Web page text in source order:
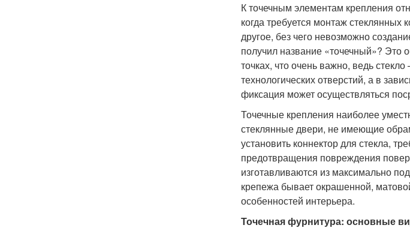
К точечным элементам крепления
когда требуется монтаж стеклянных
другое, без чего невозможно
получил название «точечный»? Это
точках, что очень важно, ведь
технологических отверстий, а в
фиксация может осуществляться
Точечные крепления наиболее
стеклянные двери, не имеющие
установить коннектор для стекла,
предотвращения повреждения
изготавливаются из максимально
крепежа бывает окрашенной,
особенностей интерьера.
Точечная фурнитура: основные